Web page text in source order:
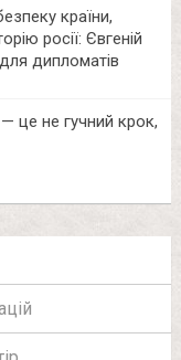
країни,
росії: Євгеній
дипломатів
— це не гучний крок,